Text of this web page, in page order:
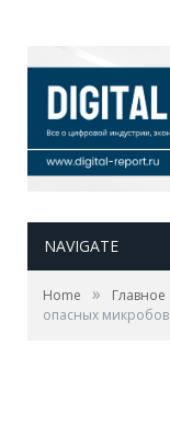
NAVIGATE
Home » Главное
опасных микробов